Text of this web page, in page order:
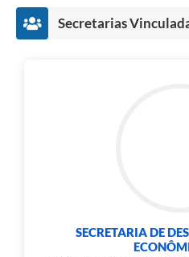
Secretarias
SECRETARIA DE